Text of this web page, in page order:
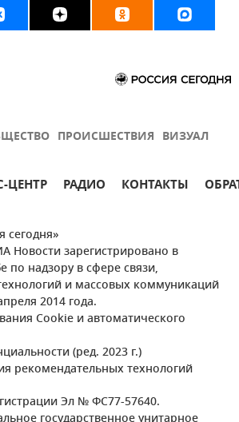
ПРОИСШЕСТВИЯ ВИЗУАЛ
ЦЕНТР РАДИО КОНТАКТЫ
Новости зарегистрировано в
по надзору в сфере связи,
и массовых коммуникаций
2014 года.
Cookie и автоматического
(ред. 2023 г.)
рекомендательных технологий
Эл № ФС77-57640.